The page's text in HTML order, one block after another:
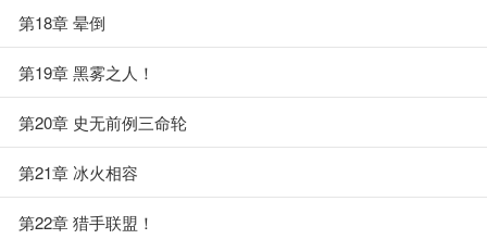
第18章 晕倒
第19章 黑雾之人！
第20章 史无前例三命轮
第21章 冰火相容
第22章 猎手联盟！